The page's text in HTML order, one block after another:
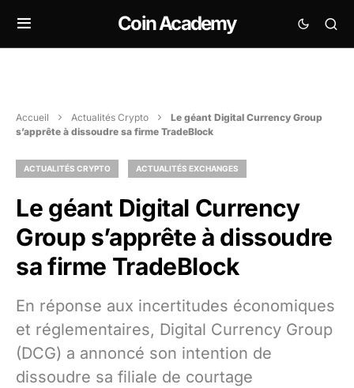
Coin Academy
Accueil Actualités Crypto
Le géant Digital Currency Group
s’apprête à dissoudre sa firme TradeBlock
ACTUALITÉS CRYPTO ACTUALITÉS EXCHANGES
Le géant Digital Currency
Group s’apprête à dissoudre
sa firme TradeBlock
En réponse aux incertitudes économiques
et réglementaires, Digital Currency Group
(DCG) a annoncé son intention de
dissoudre sa filiale de courtage